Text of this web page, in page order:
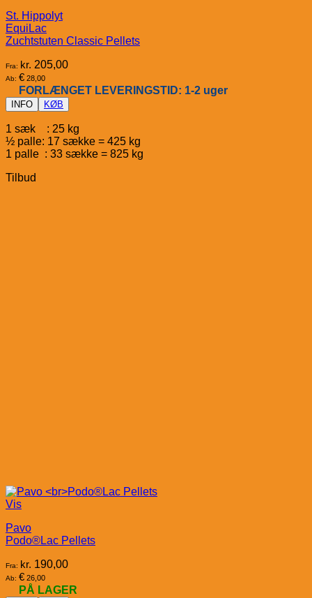
St. Hippolyt
EquiLac
Zuchtstuten Classic Pellets
Fra: kr. 205,00
Ab: € 28,00
FORLÆNGET LEVERINGSTID: 1-2 uger
INFO KØB
1 sæk : 25 kg
½ palle: 17 sække = 425 kg
1 palle : 33 sække = 825 kg
Tilbud
Vis
Pavo
Podo®Lac Pellets
Fra: kr. 190,00
Ab: € 26,00
PÅ LAGER